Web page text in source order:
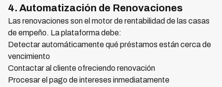
4. Automatización de Renovaciones
Las renovaciones son el motor de rentabilidad de las casas
de empeño. La plataforma debe:
Detectar automáticamente qué préstamos están cerca de
vencimiento
Contactar al cliente ofreciendo renovación
Procesar el pago de intereses inmediatamente